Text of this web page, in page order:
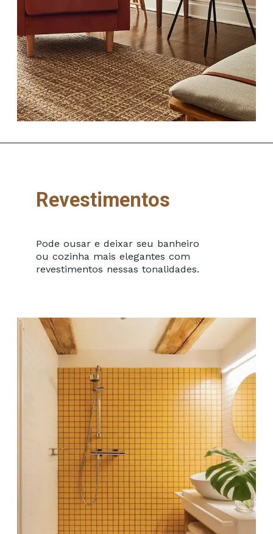
Pode ousar e deixar seu banheiro
ou cozinha mais elegantes com
revestimentos nessas tonalidades.
Revestimentos